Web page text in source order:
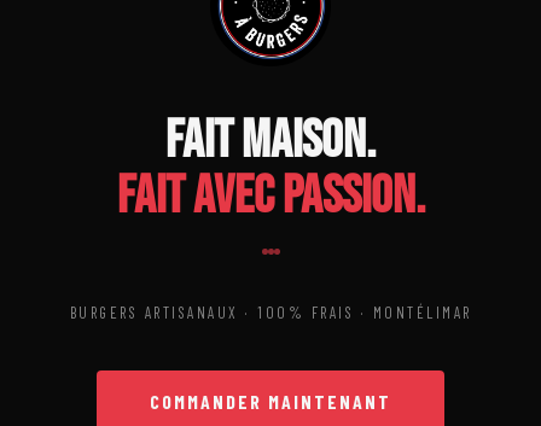
Fait maison.
Fait avec passion.
BURGERS ARTISANAUX · 100% FRAIS · MONTÉLIMAR
COMMANDER MAINTENANT